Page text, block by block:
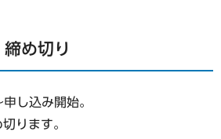
め切り
し込み開始。
ります。